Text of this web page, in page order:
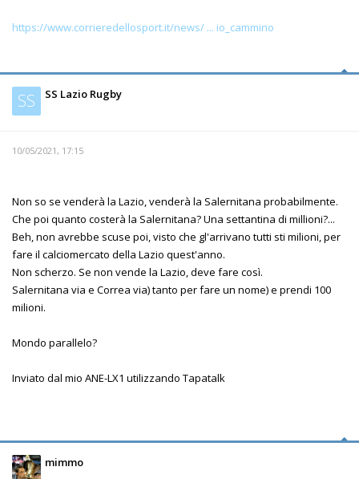
https://www.corrieredellosport.it/news/ ... io_cammino
SS SS Lazio Rugby
10/05/2021, 17:15
Non so se venderà la Lazio, venderà la Salernitana probabilmente.
Che poi quanto costerà la Salernitana? Una settantina di millioni?...
Beh, non avrebbe scuse poi, visto che gl'arrivano tutti sti milioni, per
fare il calciomercato della Lazio quest'anno.
Non scherzo. Se non vende la Lazio, deve fare così.
Salernitana via e Correa via) tanto per fare un nome) e prendi 100
milioni.
Mondo parallelo?
Inviato dal mio ANE-LX1 utilizzando Tapatalk
mimmo